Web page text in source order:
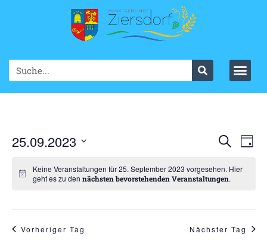
UND
SucheTag
25.09.2023
wählen.Keine Veranstaltungen für 25. September 2023 vorgesehen. Hier
geht es zu dennächsten bevorstehenden Veranstaltungen.
Vorheriger Tag Nächster Tag